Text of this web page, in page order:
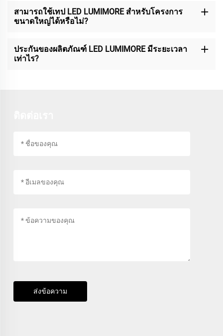
สามารถใช้เทป LED LUMIMORE สำหรับโครงการ
ขนาดใหญ่ได้หรือไม่?
ประกันของผลิตภัณฑ์ LED LUMIMORE มีระยะเวลา
เท่าไร?
ส่งข้อความ